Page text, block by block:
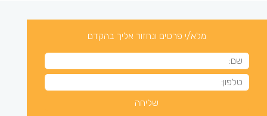
מלא/י פרטים ונחזור אליך בהקדם